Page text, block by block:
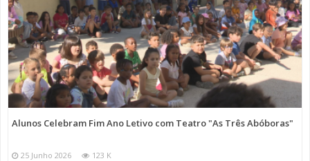
Alunos Celebram Fim Ano Letivo com Teatro "As Três Abóboras"
25 Junho 2026 123 K